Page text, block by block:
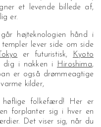
et levende billede af,
er.
højteknologien hånd i
lever side om side
Tokyo er futuristisk,
Kyoto
dig i nakken i
Hiroshima,
er også drømmeagtige
kilder,
høflige folkefærd! Her er
forplanter sig i hver en
Det viser sig, når du